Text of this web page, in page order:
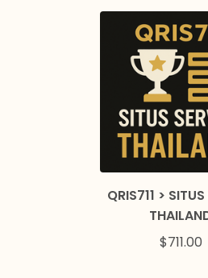
QRIS711 > SITUS
$711.00